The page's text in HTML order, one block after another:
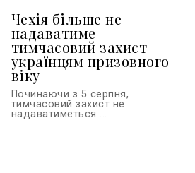
Чехія більше не
надаватиме
тимчасовий захист
українцям призовного
віку
Починаючи з 5 серпня,
тимчасовий захист не
надаватиметься ...